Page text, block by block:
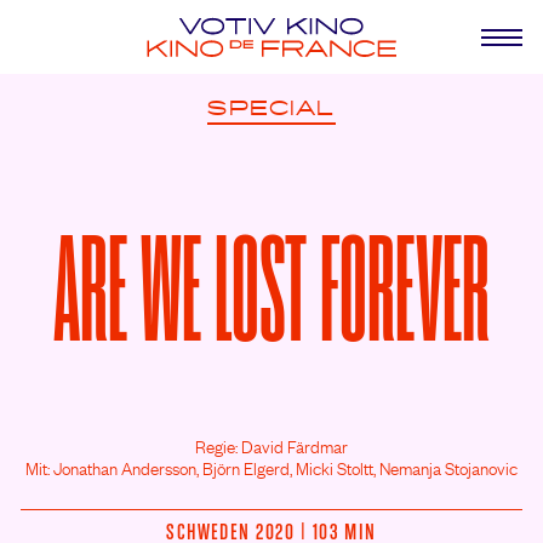
SPECIAL
ARE WE LOST FOREVER
Regie: David Färdmar
Mit: Jonathan Andersson, Björn Elgerd, Micki Stoltt, Nemanja Stojanovic
SCHWEDEN 2020 | 103 MIN